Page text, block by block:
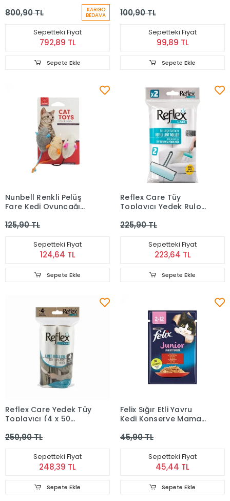
800,90 TL KARGO
BEDAVA
Sepetteki Fiyat
792,89 TL
Sepete Ekle
100,90 TL
Sepetteki Fiyat
99,89 TL
Sepete Ekle
Nunbell Renkli Pelüş
Fare Kedi Oyuncağı
125,90 TL
Sepetteki Fiyat
124,64 TL
Sepete Ekle
Reflex Care Tüy
Toplayıcı Yedek Rulo
225,90 TL
Sepetteki Fiyat
223,64 TL
Sepete Ekle
Reflex Care Yedek Tüy
Toplayıcı (4 x 50
250,90 TL
Sepetteki Fiyat
248,39 TL
Sepete Ekle
Felix Sığır Etli Yavru
Kedi Konserve Maması
45,90 TL
Sepetteki Fiyat
45,44 TL
Sepete Ekle